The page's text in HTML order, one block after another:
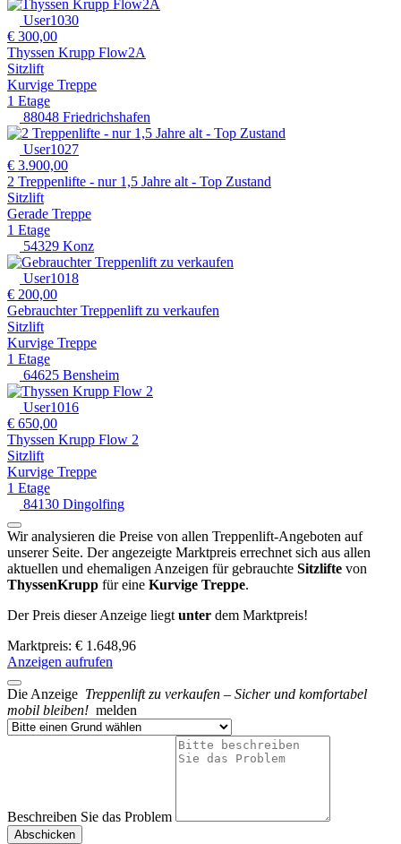
User1030
€ 300,00
Thyssen Krupp Flow2A
Sitzlift
Kurvige Treppe
1 Etage
88048 Friedrichshafen
User1027
€ 3.900,00
2 Treppenlifte - nur 1,5 Jahre alt - Top Zustand
Sitzlift
Gerade Treppe
1 Etage
54329 Konz
User1018
€ 200,00
Gebrauchter Treppenlift zu verkaufen
Sitzlift
Kurvige Treppe
1 Etage
64625 Bensheim
User1016
€ 650,00
Thyssen Krupp Flow 2
Sitzlift
Kurvige Treppe
1 Etage
84130 Dingolfing
Wir analysieren die Preise von allen Treppenlift-Angeboten auf
unserer Seite. Der angezeigte Marktpreis errechnet sich aus allen
aktuellen und ehemaligen Anzeigen für gebrauchte Sitzlifte von
ThyssenKrupp für eine Kurvige Treppe.
Der Preis dieser Anzeige liegt unter dem Marktpreis!
Marktpreis: € 1.648,96
Anzeigen aufrufen
Die Anzeige Treppenlift zu verkaufen – Sicher und komfortabel
mobil bleiben! melden
Beschreiben Sie das Problem
Abschicken